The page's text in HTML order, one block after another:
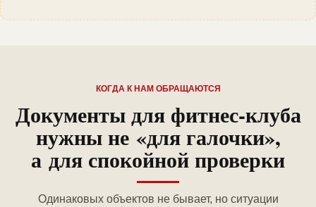
КОГДА К НАМ ОБРАЩАЮТСЯ
Документы для фитнес-клуба
нужны не «для галочки»,
а для спокойной проверки
Одинаковых объектов не бывает, но ситуации